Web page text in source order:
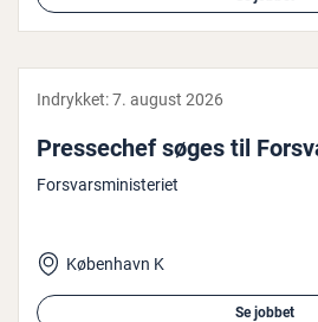
Indrykket:7. august 2026
Pres­se­chef søges til
Forsvarsministeriet
København K
Se jobbet